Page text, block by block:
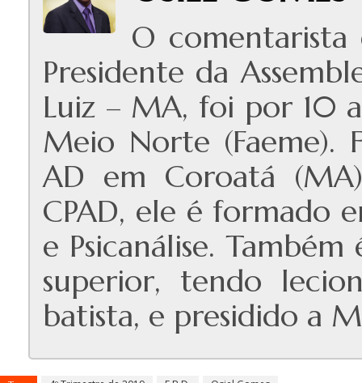
O
Presidente da
Luiz – MA, foi por 10
Meio Norte (Faeme).
AD em Coroatá
CPAD, ele é formado
e Psicanálise.
superior, tendo
batista, e presidido a